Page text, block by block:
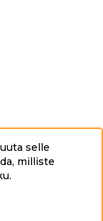
www.tai.ee.
selle
milliste
.